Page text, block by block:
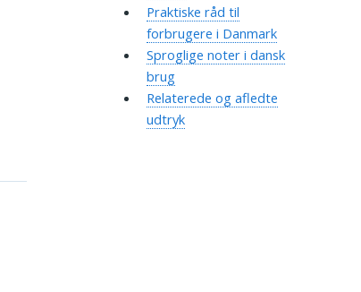
Praktiske råd til
forbrugere i Danmark
Sproglige noter i dansk
brug
Relaterede og afledte
udtryk